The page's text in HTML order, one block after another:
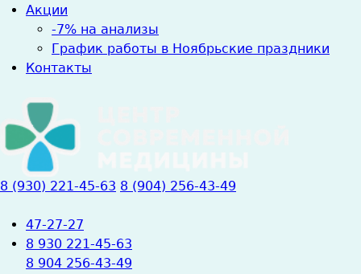
Акции
-7% на анализы
График работы в Ноябрьские праздники
Контакты
8 (930) 221-45-63 8 (904) 256-43-49
47-27-27
8 930 221-45-63
8 904 256-43-49